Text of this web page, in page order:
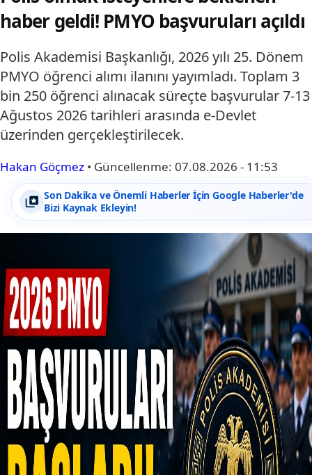
haber geldi! PMYO başvuruları açıldı
Polis Akademisi Başkanlığı, 2026 yılı 25. Dönem
PMYO öğrenci alımı ilanını yayımladı. Toplam 3
bin 250 öğrenci alınacak süreçte başvurular 7-13
Ağustos 2026 tarihleri arasında e-Devlet
üzerinden gerçekleştirilecek.
Hakan Göçmez • Güncellenme: 07.08.2026 - 11:53
Son Dakika ve Önemli Haberler İçin Google Haberler'de
Bizi Kaynak Ekleyin!